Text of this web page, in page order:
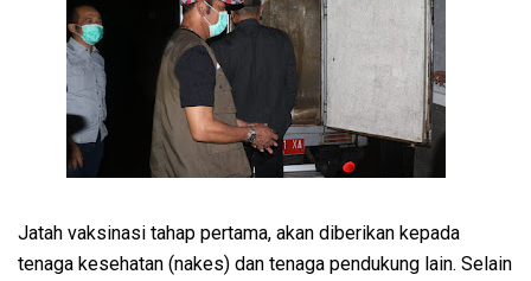
Jatah vaksinasi tahap pertama, akan diberikan kepada
tenaga kesehatan (nakes) dan tenaga pendukung lain. Selain